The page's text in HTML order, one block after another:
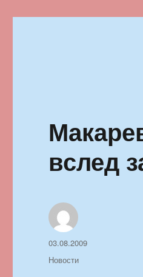
вслед
Автор
Опубликовано
03.08.2009
Рубрики
Новости